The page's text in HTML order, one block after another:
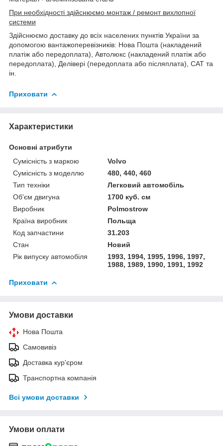
При необхідності здійснюємо монтаж / ремонт вихлопної
системи
Здійснюємо доставку до всіх населених пунктів України за
допомогою вантажоперевізників: Нова Пошта (накладений
платіж або передоплата), Автолюкс (накладений платіж або
передоплата), Делівері (передоплата або післяплата), САТ та
ін.
Приховати
Характеристики
Основні атрибути
Сумісність з маркою
Volvo
Сумісність з моделлю
480, 440, 460
Тип техніки
Легковий автомобіль
Об'єм двигуна
1700 куб. см
Виробник
Polmostrow
Країна виробник
Польща
Код запчастини
31.203
Стан
Новий
Рік випуску автомобіля
1993, 1994, 1995, 1996, 1997,
1988, 1989, 1990, 1991, 1992
Приховати
Умови доставки
Нова Пошта
Самовивіз
Доставка кур'єром
Транспортна компанія
Всі умови доставки
Умови оплати